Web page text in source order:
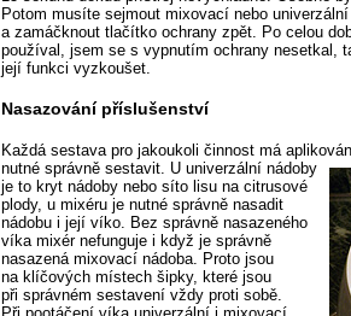
Potom musíte sejmout mixovací nebo
a zamáčknout tlačítko ochrany zpět. Po celou
používal, jsem se s vypnutím ochrany nesetkal,
její funkci vyzkoušet.
Nasazování příslušenství
Každá sestava pro jakoukoli činnost má
nutné správně sestavit. U univerzální nádoby
je to kryt nádoby nebo síto lisu na citrusové
plody, u mixéru je nutné správně nasadit
nádobu i její víko. Bez správně nasazeného
víka mixér nefunguje i když je správně
nasazená mixovací nádoba. Proto jsou
na klíčových místech šipky, které jsou
při správném sestavení vždy proti sobě.